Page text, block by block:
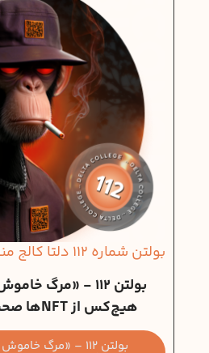
بولتن شماره 112 دلتا کالج منتشر شد:
هیچ‌کس از NFTها صحبت نمی‌کند؟»